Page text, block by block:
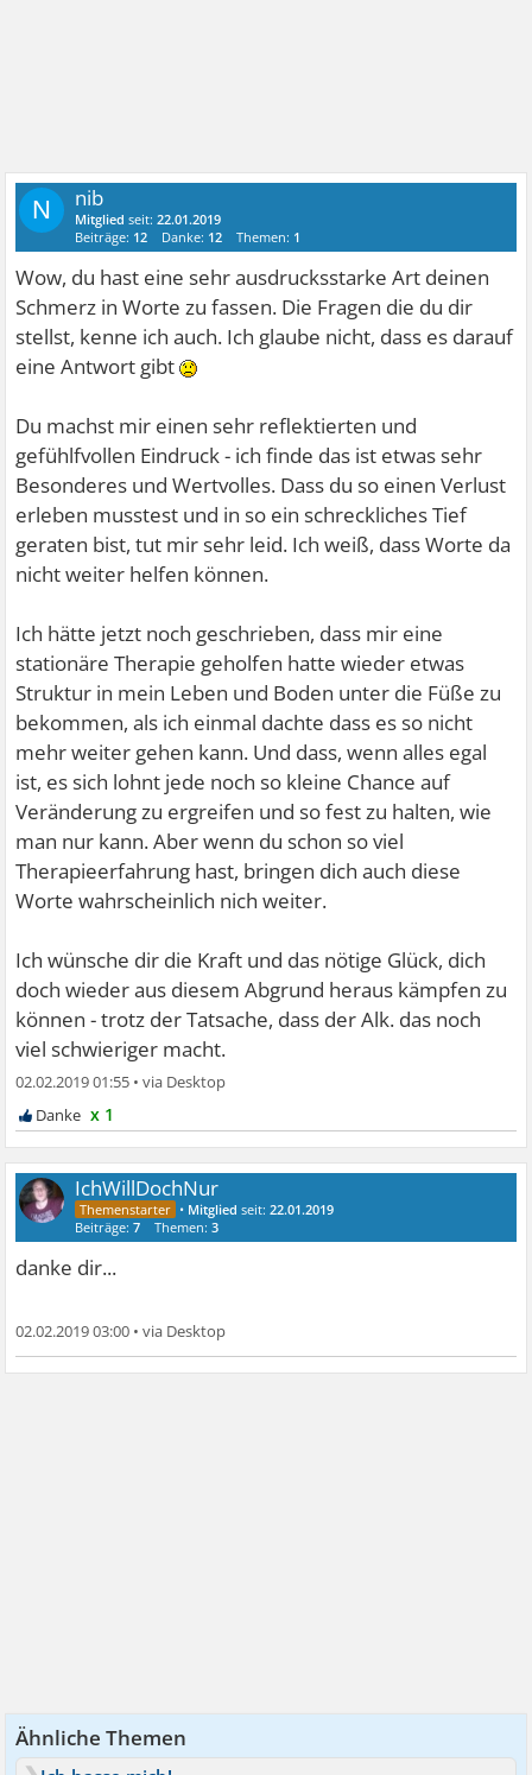
N nib
Mitglied seit:22.01.2019
Beiträge: 12 Danke: 12 Themen: 1
Wow, du hast eine sehr ausdrucksstarke Art deinen
Schmerz in Worte zu fassen. Die Fragen die du dir
stellst, kenne ich auch. Ich glaube nicht, dass es darauf
eine Antwort gibt
Du machst mir einen sehr reflektierten und
gefühlfvollen Eindruck - ich finde das ist etwas sehr
Besonderes und Wertvolles. Dass du so einen Verlust
erleben musstest und in so ein schreckliches Tief
geraten bist, tut mir sehr leid. Ich weiß, dass Worte da
nicht weiter helfen können.
Ich hätte jetzt noch geschrieben, dass mir eine
stationäre Therapie geholfen hatte wieder etwas
Struktur in mein Leben und Boden unter die Füße zu
bekommen, als ich einmal dachte dass es so nicht
mehr weiter gehen kann. Und dass, wenn alles egal
ist, es sich lohnt jede noch so kleine Chance auf
Veränderung zu ergreifen und so fest zu halten, wie
man nur kann. Aber wenn du schon so viel
Therapieerfahrung hast, bringen dich auch diese
Worte wahrscheinlich nich weiter.
Ich wünsche dir die Kraft und das nötige Glück, dich
doch wieder aus diesem Abgrund heraus kämpfen zu
können - trotz der Tatsache, dass der Alk. das noch
viel schwieriger macht.
02.02.2019 01:55 •
x 1
IchWillDochNur
• Mitglied seit:22.01.2019
Beiträge:7 Themen:3
danke dir...
02.02.2019 03:00 •
Ähnliche Themen